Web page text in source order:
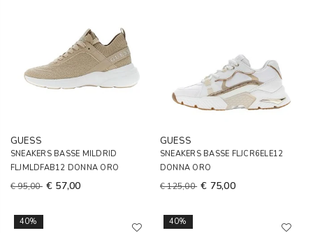
GUESS
SNEAKERS BASSE MILDRID
FLJMLDFAB12 DONNA ORO
€ 95,00 € 57,00
GUESS
SNEAKERS BASSE FLJCR6ELE12
DONNA ORO
€ 125,00 € 75,00
40% 40%